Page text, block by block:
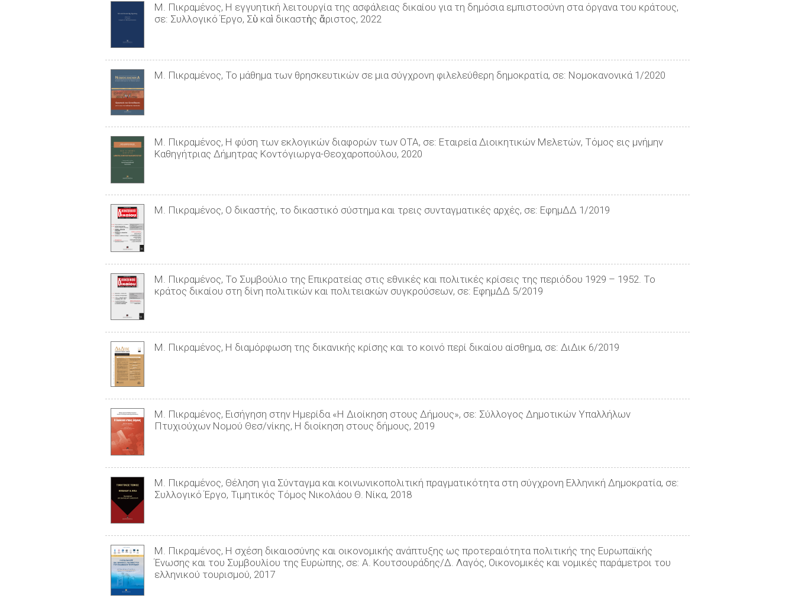
Μ. Πικραμένος, Η εγγυητική λειτουργία της ασφάλειας δικαίου για τη δημόσια εμπιστοσύνη στα όργανα του κράτους,
σε: Συλλογικό Έργο, Σὺ καὶ δικαστὴς ἄριστος, 2022
Μ. Πικραμένος, Το μάθημα των θρησκευτικών σε μια σύγχρονη φιλελεύθερη δημοκρατία, σε: Νομοκανονικά 1/2020
Μ. Πικραμένος, Η φύση των εκλογικών διαφορών των ΟΤΑ, σε: Εταιρεία Διοικητικών Μελετών, Τόμος εις μνήμην
Καθηγήτριας Δήμητρας Κοντόγιωργα-Θεοχαροπούλου, 2020
Μ. Πικραμένος, Ο δικαστής, το δικαστικό σύστηµα και τρεις συνταγµατικές αρχές, σε: ΕφημΔΔ 1/2019
Μ. Πικραμένος, Το Συμβούλιο της Επικρατείας στις εθνικές και πολιτικές κρίσεις της περιόδου 1929 – 1952. Το
κράτος δικαίου στη δίνη πολιτικών και πολιτειακών συγκρούσεων, σε: ΕφημΔΔ 5/2019
Μ. Πικραμένος, Η διαμόρφωση της δικανικής κρίσης και το κοινό περί δικαίου αίσθημα, σε: ΔιΔικ 6/2019
Μ. Πικραμένος, Εισήγηση στην Ημερίδα «Η Διοίκηση στους Δήμους», σε: Σύλλογος Δημοτικών Υπαλλήλων
Πτυχιούχων Νομού Θεσ/νίκης, Η διοίκηση στους δήμους, 2019
Μ. Πικραμένος, Θέληση για Σύνταγμα και κοινωνικοπολιτική πραγματικότητα στη σύγχρονη Ελληνική Δημοκρατία, σε:
Συλλογικό Έργο, Τιμητικός Τόμος Νικολάου Θ. Νίκα, 2018
Μ. Πικραμένος, Η σχέση δικαιοσύνης και οικονομικής ανάπτυξης ως προτεραιότητα πολιτικής της Ευρωπαϊκής
Ένωσης και του Συμβουλίου της Ευρώπης, σε: Α. Κουτσουράδης/Δ. Λαγός, Οικονομικές και νομικές παράμετροι του
ελληνικού τουρισμού, 2017